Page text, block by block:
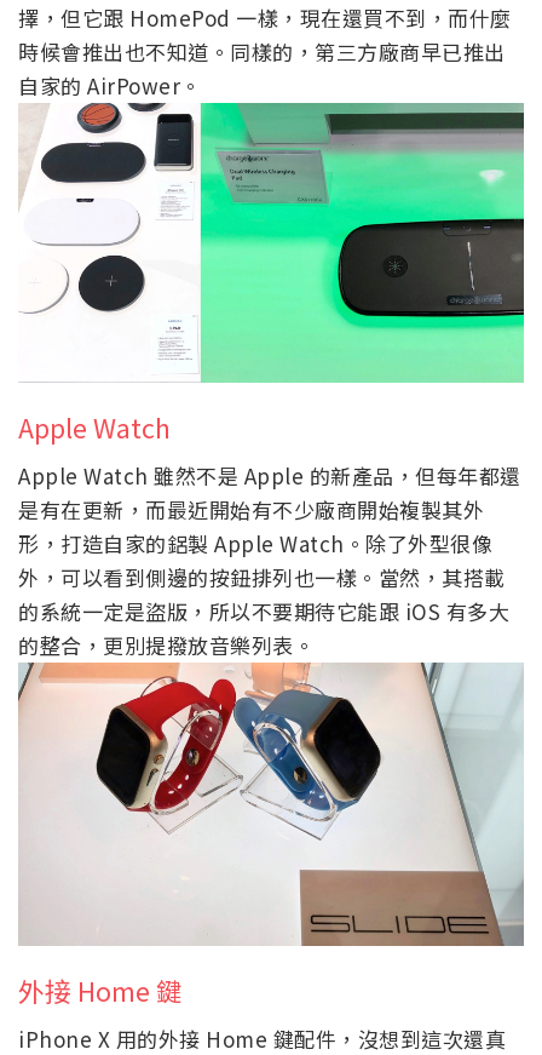
擇，但它跟 HomePod 一樣，現在還買不到，而什麼
時候會推出也不知道。同樣的，第三方廠商早已推出
自家的 AirPower。
Apple Watch
Apple Watch 雖然不是 Apple 的新產品，但每年都還
是有在更新，而最近開始有不少廠商開始複製其外
形，打造自家的鋁製 Apple Watch。除了外型很像
外，可以看到側邊的按鈕排列也一樣。當然，其搭載
的系統一定是盜版，所以不要期待它能跟 iOS 有多大
的整合，更別提撥放音樂列表。
外接 Home 鍵
iPhone X 用的外接 Home 鍵配件，沒想到這次還真